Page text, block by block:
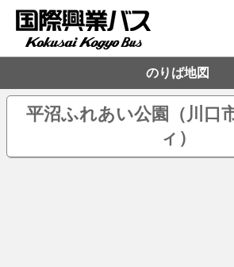
のりば地図
平沼ふれあい公園（川口
ィ）